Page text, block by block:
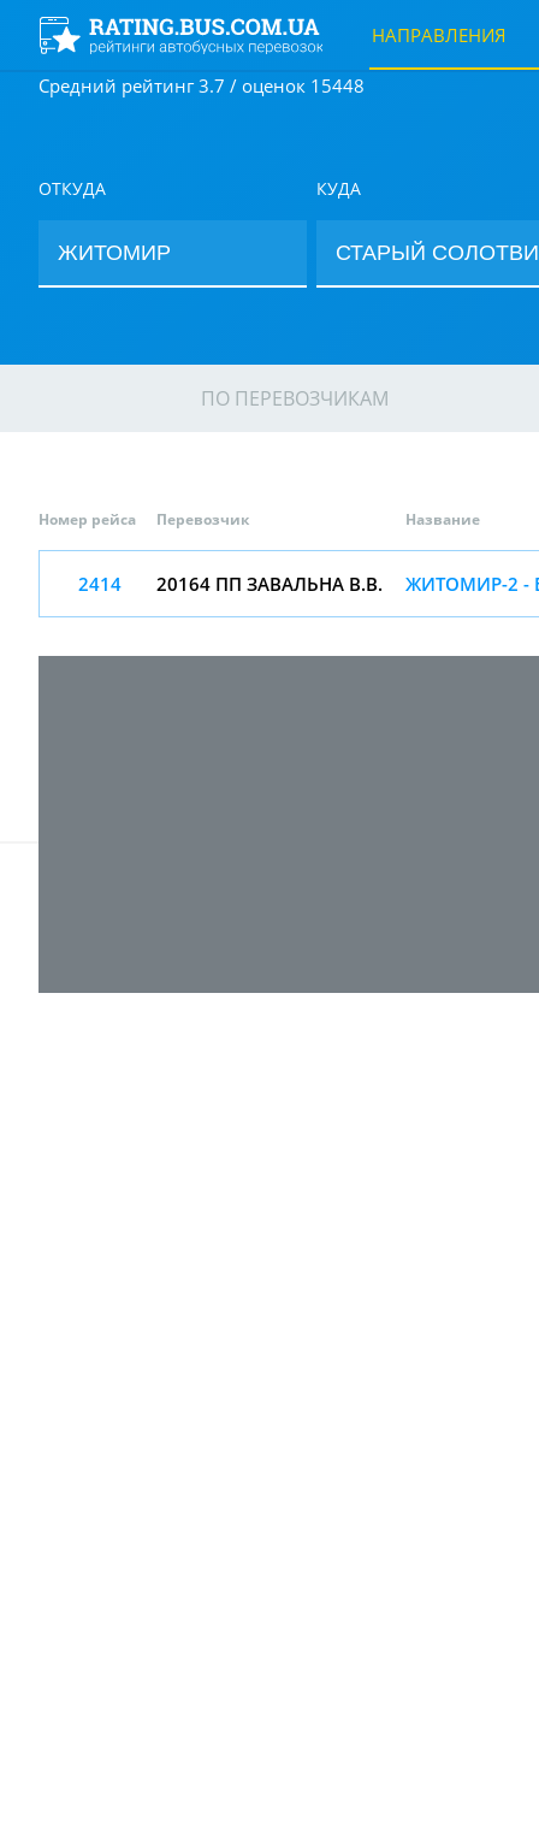
НАПРАВЛЕНИЯ
Средний рейтинг 3.7 / оценок 15448
ОТКУДА КУДА
ПО ПЕРЕВОЗЧИКАМ
Номер рейса Перевозчик Название
2414 20164 ПП ЗАВАЛЬНА В.В. ЖИТОМИР-2 -